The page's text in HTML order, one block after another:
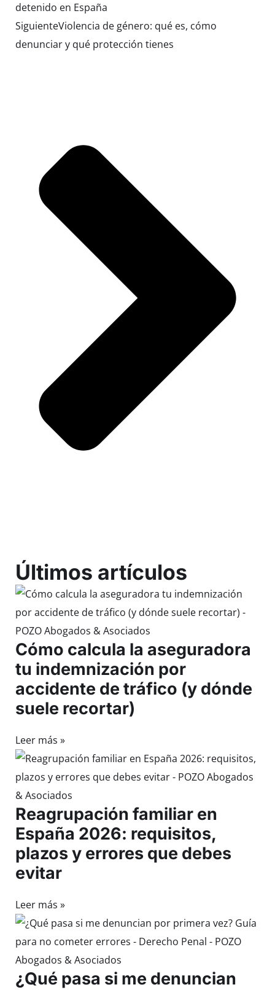
detenido en España
SiguienteViolencia de género: qué es, cómo
denunciar y qué protección tienes
Últimos artículos
Cómo calcula la aseguradora
tu indemnización por
accidente de tráfico (y dónde
suele recortar)
Leer más »
Reagrupación familiar en
España 2026: requisitos,
plazos y errores que debes
evitar
Leer más »
¿Qué pasa si me denuncian